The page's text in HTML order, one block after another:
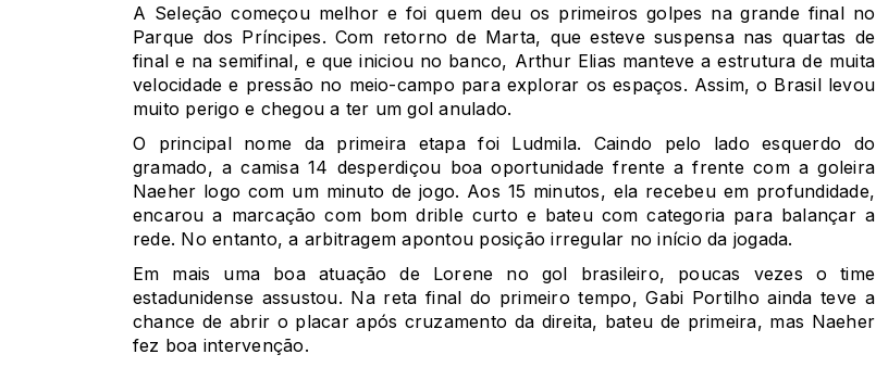
A Seleção começou melhor e foi quem deu os primeiros golpes na grande final no
Parque dos Príncipes. Com retorno de Marta, que esteve suspensa nas quartas de
final e na semifinal, e que iniciou no banco, Arthur Elias manteve a estrutura de muita
velocidade e pressão no meio-campo para explorar os espaços. Assim, o Brasil levou
muito perigo e chegou a ter um gol anulado.
O principal nome da primeira etapa foi Ludmila. Caindo pelo lado esquerdo do
gramado, a camisa 14 desperdiçou boa oportunidade frente a frente com a goleira
Naeher logo com um minuto de jogo. Aos 15 minutos, ela recebeu em profundidade,
encarou a marcação com bom drible curto e bateu com categoria para balançar a
rede. No entanto, a arbitragem apontou posição irregular no início da jogada.
Em mais uma boa atuação de Lorene no gol brasileiro, poucas vezes o time
estadunidense assustou. Na reta final do primeiro tempo, Gabi Portilho ainda teve a
chance de abrir o placar após cruzamento da direita, bateu de primeira, mas Naeher
fez boa intervenção.